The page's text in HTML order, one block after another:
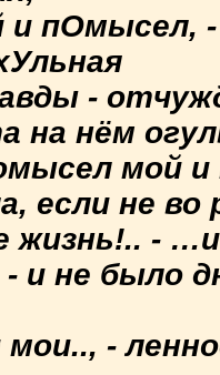
и пОмысел, -
-
на нём
мой
если не во
жизнь!.. -
и не было
-